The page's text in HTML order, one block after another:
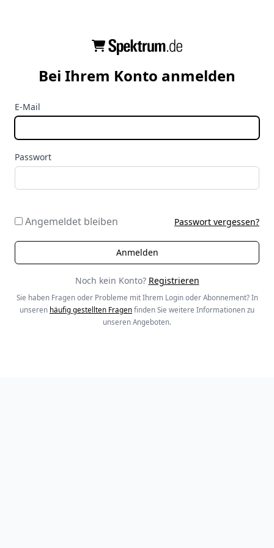
Bei Ihrem Konto anmelden
E-Mail
Passwort
Angemeldet bleiben Passwort vergessen?
Noch kein Konto? Registrieren
Sie haben Fragen oder Probleme mit Ihrem Login oder Abonnement? In
unseren häufig gestellten Fragen finden Sie weitere Informationen zu
unseren Angeboten.